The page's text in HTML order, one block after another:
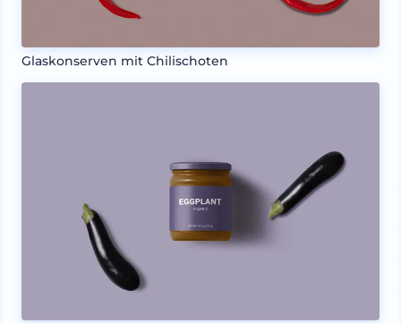
Glaskonserven mit Chilischoten